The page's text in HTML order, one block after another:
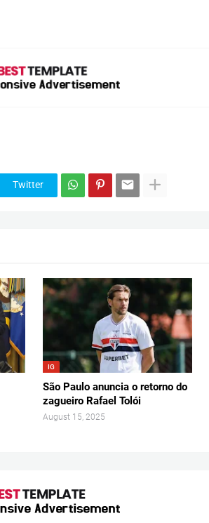
Twitter
IG
São Paulo anuncia o retorno do
zagueiro Rafael Tolói
August 15, 2025